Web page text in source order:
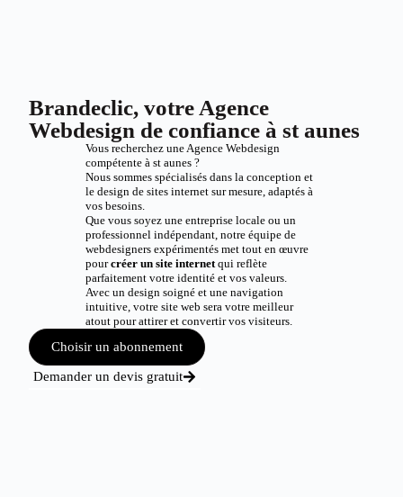
Brandeclic, votre Agence
Webdesign de confiance à st aunes
Vous recherchez une Agence Webdesign
compétente à st aunes ?
Nous sommes spécialisés dans la conception et
le design de sites internet sur mesure, adaptés à
vos besoins.
Que vous soyez une entreprise locale ou un
professionnel indépendant, notre équipe de
webdesigners expérimentés met tout en œuvre
pourcréer un site internetqui reflète
parfaitement votre identité et vos valeurs.
Avec un design soigné et une navigation
intuitive, votre site web sera votre meilleur
atout pour attirer et convertir vos visiteurs.
Choisir un abonnement
Demander un devis gratuit